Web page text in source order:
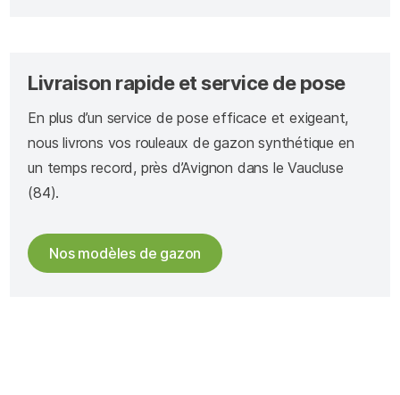
Livraison rapide et service de pose
En plus d’un service de pose efficace et exigeant,
nous livrons vos rouleaux de gazon synthétique en
un temps record, près d’Avignon dans le Vaucluse
(84).
Nos modèles de gazon